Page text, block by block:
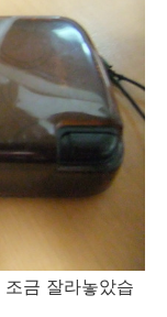
금 잘라놓았습